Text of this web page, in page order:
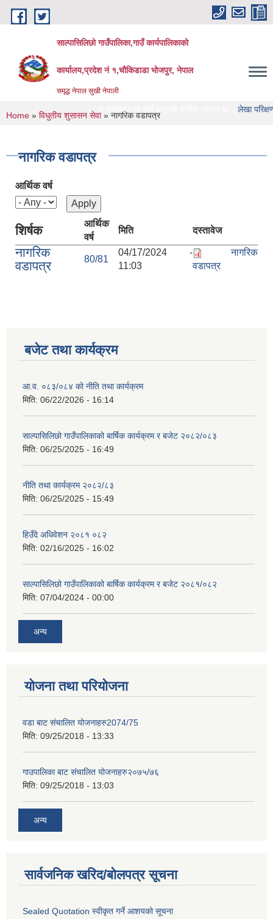
Skip to main content
साल्पासिलिछो गाउँपालिका,गाउँ कार्यपालिकाको
कार्यालय,प्रदेश नं १,चौकिडाडा भोजपुर, नेपाल
समृद्ध नेपाल सुखी नेपाली
गाउँपालिका को वेभसाइट मा यहाँ हरुलाई हार्दिक स्वागत छ लेखा परिक्षण गर्ने
You are here
Home » विधुतीय शुसासन सेवा» नागरिक वडापत्र
नागरिक वडापत्र
आर्थिक वर्ष
शिर्षक
आर्थिक
वर्ष
मिति दस्तावेज
नागरिक
वडापत्र
80/81
04/17/2024 -
11:03
नागरिक
वडापत्र
बजेट तथा कार्यक्रम
आ.व. ०८३/०८४ को नीति तथा कार्यक्रम
मिति: 06/22/2026 - 16:14
साल्पासिलिछो गाउँपालिकाको बार्षिक कार्यक्रम र बजेट २०८२/०८३
मिति: 06/25/2025 - 16:49
नीति तथा कार्यक्रम २०८२/८३
मिति: 06/25/2025 - 15:49
हिउँदे अधिवेशन २०८१ ०८२
मिति: 02/16/2025 - 16:02
साल्पासिलिछो गाउँपालिकाको बार्षिक कार्यक्रम र बजेट २०८१/०८२
मिति: 07/04/2024 - 00:00
अन्य
योजना तथा परियोजना
वडा बाट संचालित योजनाहरु2074/75
मिति: 09/25/2018 - 13:33
गाउपालिका बाट संचालित योजनाहरु२०७५/७६
मिति: 09/25/2018 - 13:03
अन्य
सार्वजनिक खरिद/बोलपत्र सूचना
Sealed Quotation स्वीकृत गर्ने आशयको सूचना